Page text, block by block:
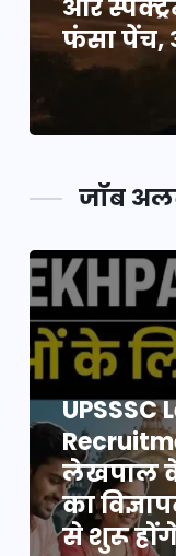
और
फंसा पेंच,
जॉब
UPSSSC
लेखपाल के
का
से शुरू